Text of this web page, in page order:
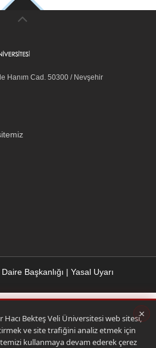
×
Hacı Bekteş Veli Üniversitesi web sitesi,
ve site trafiğini analiz etmek için
kullanmaya devam ederek çerez
Hanım Cad. 50300 / Nevşehir
Başkanlığı | Yasal Uyarı